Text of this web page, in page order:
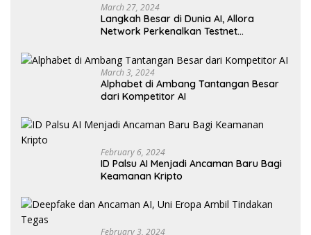
March 27, 2024
Langkah Besar di Dunia AI, Allora
Network Perkenalkan Testnet
March 3, 2024
Alphabet di Ambang Tantangan Besar
dari Kompetitor AI
February 6, 2024
ID Palsu AI Menjadi Ancaman Baru Bagi
Keamanan Kripto
February 3, 2024